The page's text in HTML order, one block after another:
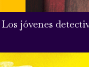
Los jóvenes